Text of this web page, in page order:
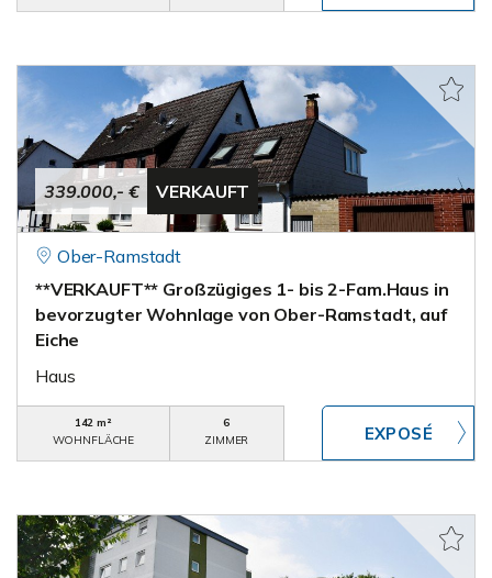
339.000,- € VERKAUFT
Ober-Ramstadt
**VERKAUFT** Großzügiges 1- bis 2-Fam.Haus in
bevorzugter Wohnlage von Ober-Ramstadt, auf
Eiche
Haus
142 m²
WOHNFLÄCHE
6
ZIMMER